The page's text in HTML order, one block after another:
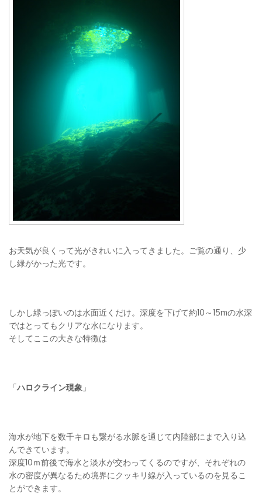
お天気が良くって光がきれいに入ってきました。ご覧の通り、少
し緑がかった光です。
しかし緑っぽいのは水面近くだけ。深度を下げて約10～15mの水深
ではとってもクリアな水になります。
そしてここの大きな特徴は
「ハロクライン現象 」
海水が地下を数千キロも繋がる水脈を通じて内陸部にまで入り込
んできています。
深度10ｍ前後で海水と淡水が交わってくるのですが、それぞれの
水の密度が異なるため境界にクッキリ線が入っているのを見るこ
とができます。